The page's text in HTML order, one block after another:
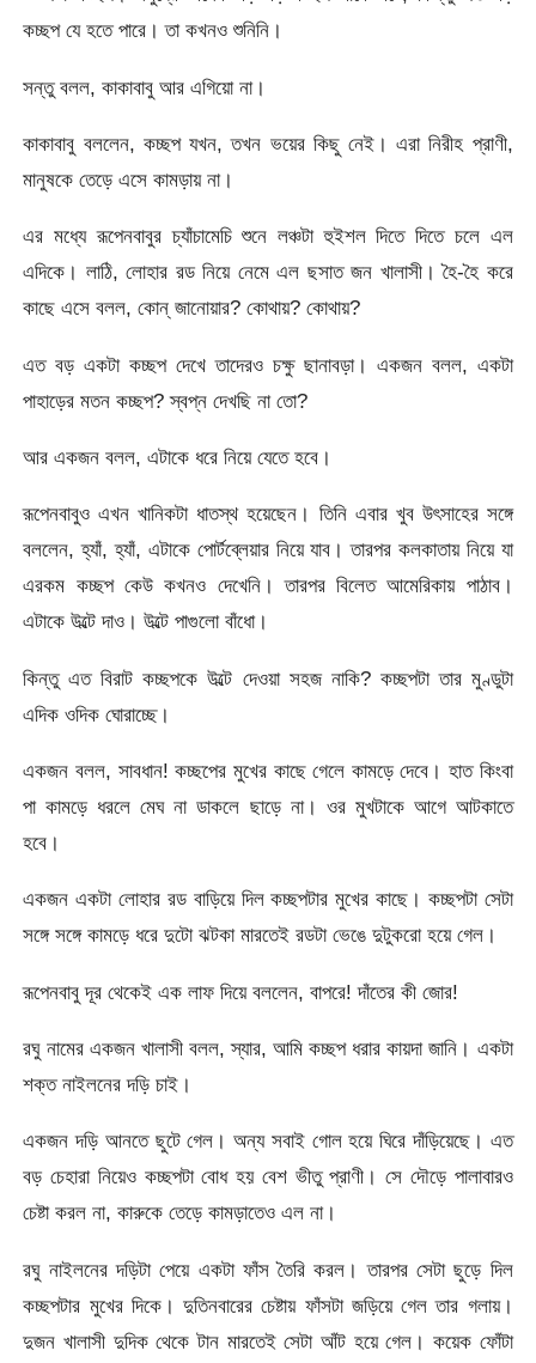
কচ্ছপ যে হতে পারে। তা কখনও শুনিনি।
সন্তু বলল, কাকাবাবু আর এগিয়ো না।
কাকাবাবু বললেন, কচ্ছপ যখন, তখন ভয়ের কিছু নেই। এরা নিরীহ প্রাণী,
মানুষকে তেড়ে এসে কামড়ায় না।
এর মধ্যে রূপেনবাবুর চ্যাঁচামেচি শুনে লঞ্চটা হুইশল দিতে দিতে চলে এল
এদিকে। লাঠি, লোহার রড নিয়ে নেমে এল ছসাত জন খালাসী। হৈ-হৈ করে
কাছে এসে বলল, কোন্ জানোয়ার? কোথায়? কোথায়?
এত বড় একটা কচ্ছপ দেখে তাদেরও চক্ষু ছানাবড়া। একজন বলল, একটা
পাহাড়ের মতন কচ্ছপ? স্বপ্ন দেখছি না তো?
আর একজন বলল, এটাকে ধরে নিয়ে যেতে হবে।
রূপেনবাবুও এখন খানিকটা ধাতস্থ হয়েছেন। তিনি এবার খুব উৎসাহের সঙ্গে
বললেন, হ্যাঁ, হ্যাঁ, এটাকে পোর্টব্লেয়ার নিয়ে যাব। তারপর কলকাতায় নিয়ে যা
এরকম কচ্ছপ কেউ কখনও দেখেনি। তারপর বিলেত আমেরিকায় পাঠাব।
এটাকে উল্টে দাও। উল্টে পাগুলো বাঁধো।
কিন্তু এত বিরাট কচ্ছপকে উল্টে দেওয়া সহজ নাকি? কচ্ছপটা তার মুণ্ডুটা
এদিক ওদিক ঘোরাচ্ছে।
একজন বলল, সাবধান! কচ্ছপের মুখের কাছে গেলে কামড়ে দেবে। হাত কিংবা
পা কামড়ে ধরলে মেঘ না ডাকলে ছাড়ে না। ওর মুখটাকে আগে আটকাতে
হবে।
একজন একটা লোহার রড বাড়িয়ে দিল কচ্ছপটার মুখের কাছে। কচ্ছপটা সেটা
সঙ্গে সঙ্গে কামড়ে ধরে দুটো ঝটকা মারতেই রডটা ভেঙে দুটুকরো হয়ে গেল।
রূপেনবাবু দূর থেকেই এক লাফ দিয়ে বললেন, বাপরে! দাঁতের কী জোর!
রঘু নামের একজন খালাসী বলল, স্যার, আমি কচ্ছপ ধরার কায়দা জানি। একটা
শক্ত নাইলনের দড়ি চাই।
একজন দড়ি আনতে ছুটে গেল। অন্য সবাই গোল হয়ে ঘিরে দাঁড়িয়েছে। এত
বড় চেহারা নিয়েও কচ্ছপটা বোধ হয় বেশ ভীতু প্রাণী। সে দৌড়ে পালাবারও
চেষ্টা করল না, কারুকে তেড়ে কামড়াতেও এল না।
রঘু নাইলনের দড়িটা পেয়ে একটা ফাঁস তৈরি করল। তারপর সেটা ছুড়ে দিল
কচ্ছপটার মুখের দিকে। দুতিনবারের চেষ্টায় ফাঁসটা জড়িয়ে গেল তার গলায়।
দুজন খালাসী দুদিক থেকে টান মারতেই সেটা আঁট হয়ে গেল। কয়েক ফোঁটা